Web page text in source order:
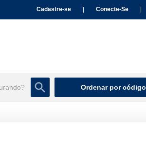
Cadastre-se Conecte-Se
Ordenar por código